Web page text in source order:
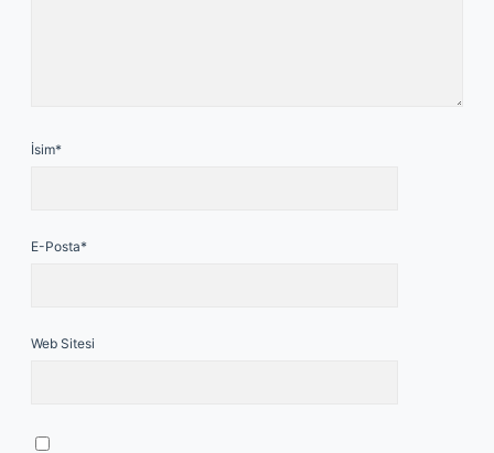
İsim*
E-Posta*
Web Sitesi